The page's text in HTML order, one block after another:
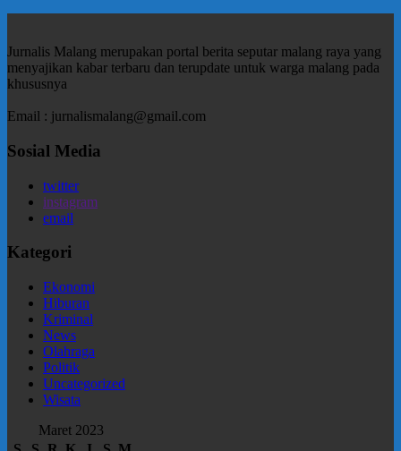
Jurnalis Malang merupakan portal berita seputar malang raya yang
menyajikan kabar terbaru dan terupdate untuk warga malang pada
khususnya
Email : jurnalismalang@gmail.com
Sosial Media
twitter
instagram
email
Kategori
Ekonomi
Hiburan
Kriminal
News
Olahraga
Politik
Uncategorized
Wisata
Maret 2023